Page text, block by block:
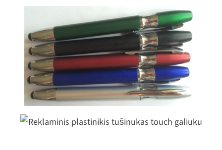
storesnis tušinukas
galvute
plastinikis tušinukas